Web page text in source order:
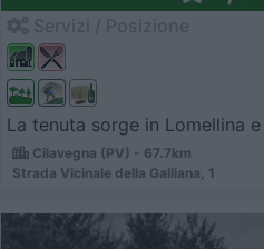
La tenuta sorge in Lomellina
Cilavegna (PV) - 67.7km
Strada Vicinale della Galliana, 1